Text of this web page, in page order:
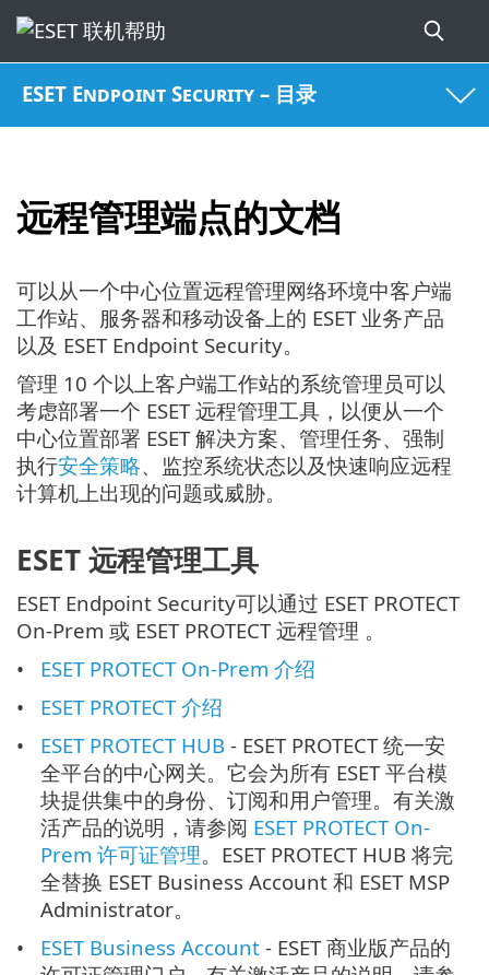
ESET Endpoint Security – 目录
远程管理端点的文档
可以从一个中心位置远程管理网络环境中客户端
工作站、服务器和移动设备上的 ESET 业务产品
以及 ESET Endpoint Security。
管理 10 个以上客户端工作站的系统管理员可以
考虑部署一个 ESET 远程管理工具，以便从一个
中心位置部署 ESET 解决方案、管理任务、强制
执行安全策略、监控系统状态以及快速响应远程
计算机上出现的问题或威胁。
ESET 远程管理工具
ESET Endpoint Security可以通过 ESET PROTECT
On-Prem 或 ESET PROTECT 远程管理 。
ESET PROTECT On-Prem 介绍
ESET PROTECT 介绍
ESET PROTECT HUB - ESET PROTECT 统一安
全平台的中心网关。它会为所有 ESET 平台模
块提供集中的身份、订阅和用户管理。有关激
活产品的说明，请参阅 ESET PROTECT On-
Prem 许可证管理。ESET PROTECT HUB 将完
全替换 ESET Business Account 和 ESET MSP
Administrator。
ESET Business Account - ESET 商业版产品的